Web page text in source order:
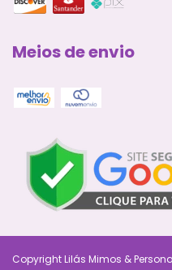
Meios de envio
Copyright Lilás Mimos &